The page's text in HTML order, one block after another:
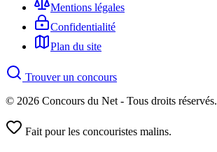
Mentions légales
Confidentialité
Plan du site
Trouver un concours
© 2026 Concours du Net - Tous droits réservés.
Fait pour les concouristes malins.